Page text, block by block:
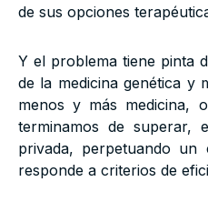
de sus opciones
Y el problema tiene pinta
de la medicina genética y
menos y más medicina,
terminamos de superar,
privada, perpetuando
responde a criterios de